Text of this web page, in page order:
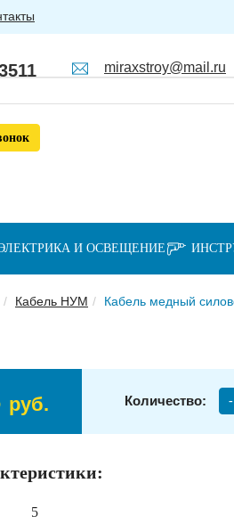
И ОСВЕЩЕНИЕ
miraxstroy@mail.ru
Кабель НУМ Кабель медный
руб. Количество: -
5